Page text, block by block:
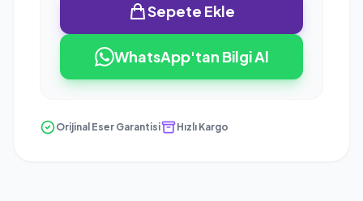
Sepete Ekle
WhatsApp'tan Bilgi Al
Orijinal Eser Garantisi Hızlı Kargo